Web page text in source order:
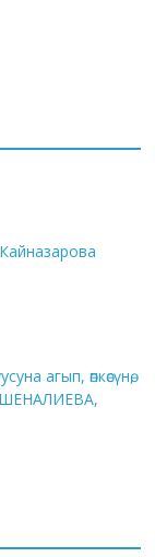
агып, өпкөсүнө,